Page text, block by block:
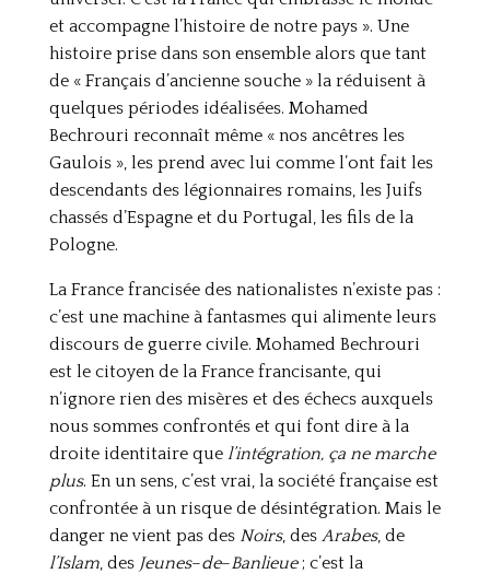
et accompagne l’histoire de notre pays ». Une
histoire prise dans son ensemble alors que tant
de « Français d’ancienne souche » la réduisent à
quelques périodes idéalisées. Mohamed
Bechrouri reconnaît même « nos ancêtres les
Gaulois », les prend avec lui comme l’ont fait les
descendants des légionnaires romains, les Juifs
chassés d’Espagne et du Portugal, les fils de la
Pologne.
La France francisée des nationalistes n’existe pas :
c’est une machine à fantasmes qui alimente leurs
discours de guerre civile. Mohamed Bechrouri
est le citoyen de la France francisante, qui
n’ignore rien des misères et des échecs auxquels
nous sommes confrontés et qui font dire à la
droite identitaire que l’intégration, ça ne marche
plus. En un sens, c’est vrai, la société française est
confrontée à un risque de désintégration. Mais le
danger ne vient pas des Noirs, des Arabes, de
l’Islam, des Jeunes–de–Banlieue; c’est la